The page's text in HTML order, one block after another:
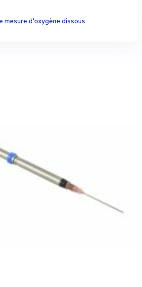
mesure d'oxygène dissous